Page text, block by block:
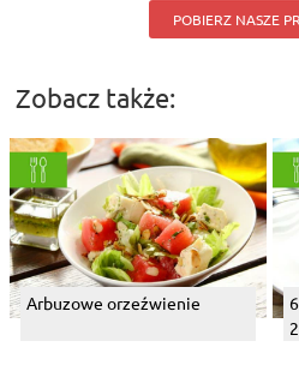
POBIERZ NASZE
Zobacz także:
Arbuzowe orzeźwienie